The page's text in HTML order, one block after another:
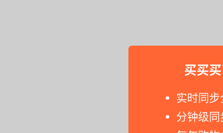
买买
实时同
分钟级